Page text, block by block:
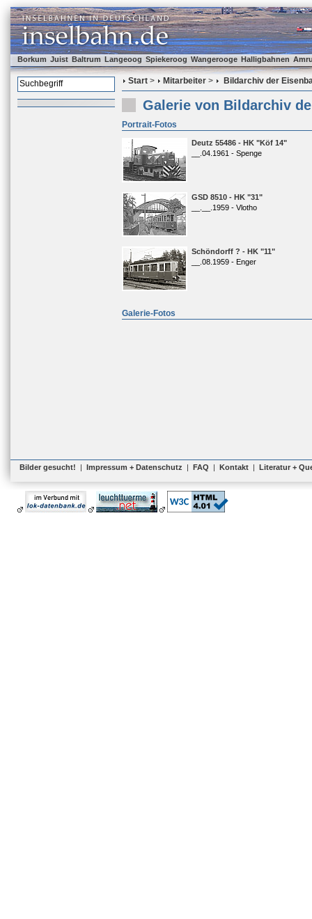
Borkum Juist Baltrum Langeoog Spiekeroog Wangerooge Halligbahnen
Start > Mitarbeiter > Bildarchiv der
Galerie von Bildarchiv
Portrait-Fotos
Deutz 55486 - HK "Köf 14"
__.04.1961 - Spenge
GSD 8510 - HK "31"
__.__.1959 - Vlotho
Schöndorff ? - HK "11"
__.08.1959 - Enger
Galerie-Fotos
Bilder gesucht! | Impressum + Datenschutz | FAQ | Kontakt | Literatur +